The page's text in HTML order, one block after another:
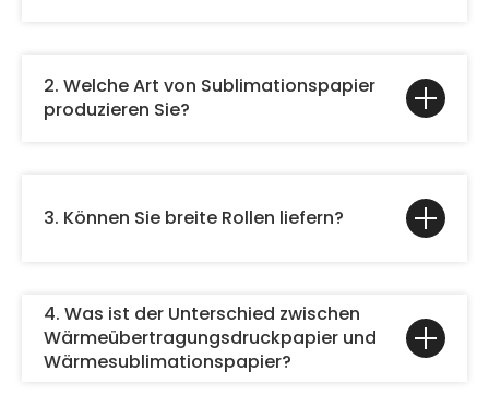
2. Welche Art von Sublimationspapier
produzieren Sie?
3. Können Sie breite Rollen liefern?
4. Was ist der Unterschied zwischen
Wärmeübertragungsdruckpapier und
Wärmesublimationspapier?